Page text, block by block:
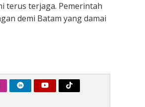
terus terjaga. Pemerintah
demi Batam yang damai